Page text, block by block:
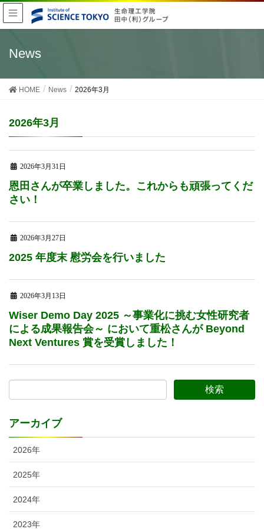
News
HOME News 2026年3月
2026年3月
2026年3月31日
恩田さんが卒業しました。これからも頑張ってくだ
さい！
2026年3月27日
2025 年度末 慰労会を行いました
2026年3月13日
Wiser Demo Day 2025 ～事業化に挑む女性研究者
による成果報告会～ において重松さんが Beyond
Next Ventures 賞を受賞しました！
アーカイブ
2026年
2025年
2024年
2023年